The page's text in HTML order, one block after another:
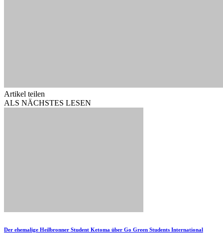
Artikel teilen
ALS NÄCHSTES LESEN
Der ehemalige Heilbronner Student Ketoma über Go Green Students International